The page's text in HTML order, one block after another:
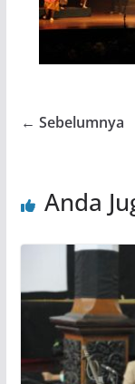
← Sebelumnya
Anda